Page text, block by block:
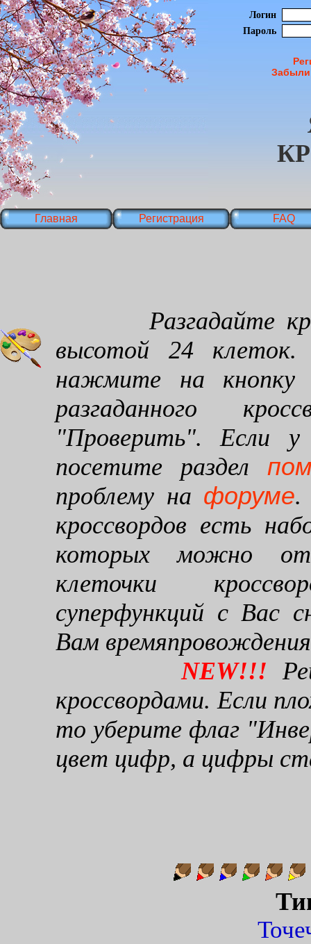
Логин
Пароль
Главная Регистрация FAQ
Разгадайте
высотой 24 клеток.
нажмите на кнопку
разгаданного
"Проверить". Если
посетите раздел
проблему на форуме.
кроссвордов есть
которых можно
клеточки
суперфункций с Вас
Вам
NEW!!!
кроссвордами. Если
то уберите флаг
цвет цифр, а цифры